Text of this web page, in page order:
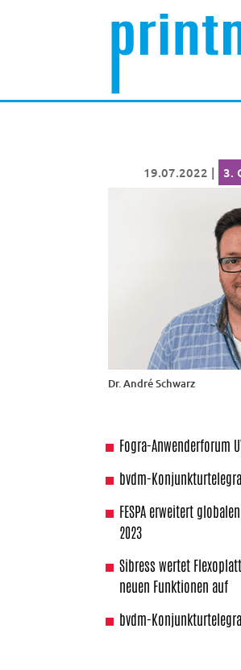
19.07.2022 | 3.
Dr. André Schwarz
Fogra-Anwenderforum
bvdm-
FESPA erweitert
2023
Sibress wertet
neuen Funktionen auf
bvdm-